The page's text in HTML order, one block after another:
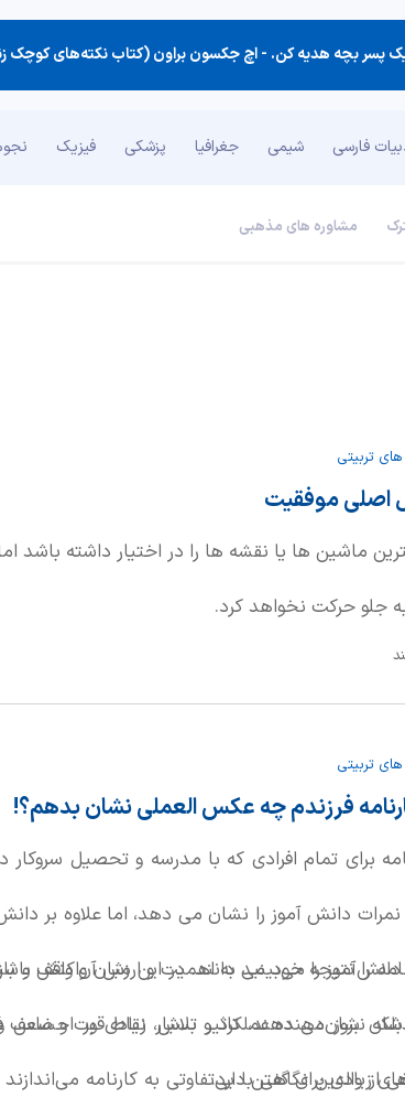
یك پسر بچه هدیه كن. -اچ جکسون براون (کتاب نکته‌های کوچک
فارسی شیمی جغرافیا پزشکی فیزیک
مشاوره های مذهبی
تربیتی
اصلی موفقیت
ماشین ها یا نقشه ها را در اختیار داشته
جلو حرکت نخواهد کرد.
تربیتی
فرزندم چه عکس العملی نشان بدهم؟!
برای تمام افرادی که با مدرسه و تحصیل سروکار
نمرات دانش آموز را نشان می دهد، اما علاوه بر
را نتیجه خود می دانند. در این میان واکنش و
بروز می دهند، تاثیر بسیار زیادی بر
دانش‌آموز را می‌بینید به اهمیت و ارزش آن واقف
نشان‌دهنده‌ عملکرد و تلاش، نقاط قوت و ضعف
زیادی برای گفتن دارد.
از والدین نگاهی با بی‌تفاوتی به کارنامه